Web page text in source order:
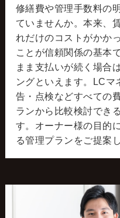
修繕費や管理手数料の
ていませんか。本来、
れだけのコストがかか
ことが信頼関係の基本
まま支払いが続く場合
ングといえます。LCマ
告・点検などすべての
ランから比較検討でき
す。オーナー様の目的
る管理プランをご提案